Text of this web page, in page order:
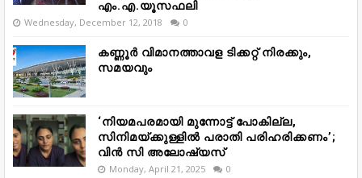
എം.എ.യൂസഫലി
Wednesday, December 12, 2018 0
കണ്ണൂർ വിമാനത്താവള ടിക്കറ്റ് നിരക്കും,
സമയവും
‘നിയമപരമായി മുന്നോട്ട് പോകില്ല,
സിനിമയ്ക്കുള്ളിൽ പരാതി പരിഹരിക്കണം’;
വിൻ സി അലോഷ്യസ്
Monday, April 21, 2025 0